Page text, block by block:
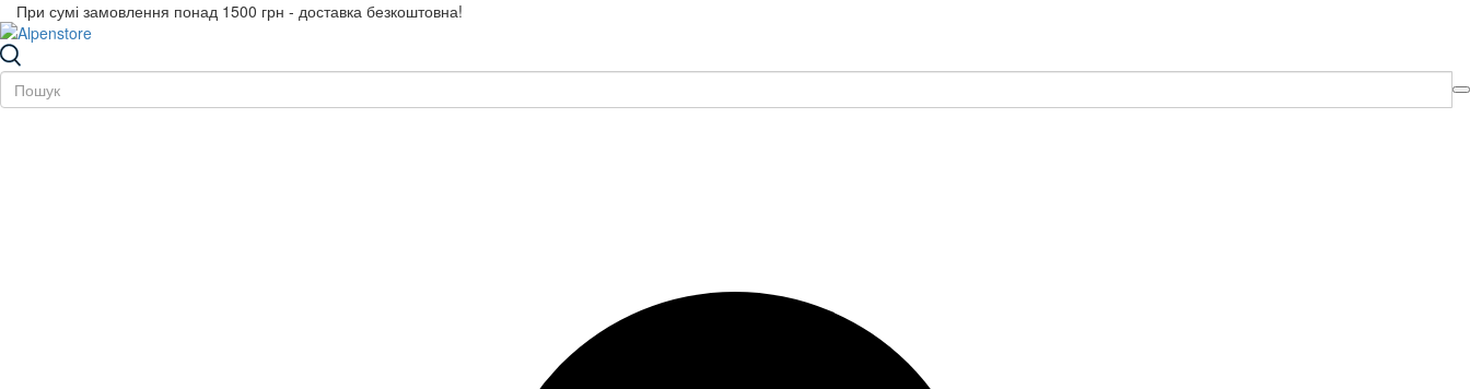
При сумі замовлення понад 1500 грн - доставка безкоштовна!